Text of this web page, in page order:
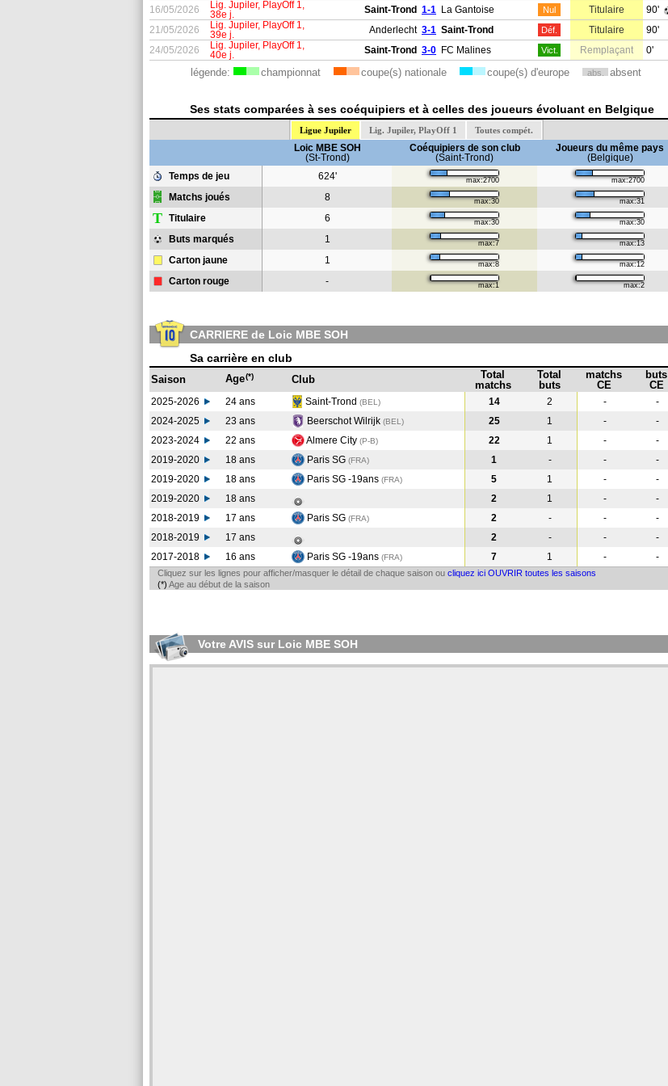
16/05/2026
Lig. Jupiler, PlayOff 1,
38e j.
Saint-Trond 1-1 La Gantoise Nul Titulaire
90'
21/05/2026
Lig. Jupiler, PlayOff 1,
39e j.
Anderlecht 3-1 Saint-Trond Déf. Titulaire
90'
24/05/2026
Lig. Jupiler, PlayOff 1,
40e j.
Saint-Trond 3-0 FC Malines Vict. Remplaçant 0'
légende: championnat coupe(s) nationale coupe(s) d'europe abs. absent
Ses stats comparées à ses coéquipiers et à celles des joueurs évoluant en Belgique
Ligue Jupiler Lig. Jupiler, PlayOff 1 Toutes compét.
Loic MBE SOH
(St-Trond)
Coéquipiers de son club
(Saint-Trond)
Joueurs du même pays
(Belgique)
Temps de jeu
624' max:2700 max:2700
Matchs joués 8 max:30 max:31
T Titulaire 6 max:30 max:30
Buts marqués 1 max:7 max:13
Carton jaune 1 max:8 max:12
Carton rouge - max:1 max:2
CARRIERE de Loic MBE SOH
Sa carrière en club
Saison Age(*) Club
Total
matchs
Total
buts
matchs
CE
buts
CE
2025-2026 24 ans Saint-Trond (BEL) 14 2 -
-
2024-2025
23 ans Beerschot Wilrijk (BEL ) 25 1 -
-
2023-2024
22 ans Almere City (P-B) 22 1 -
-
2019-2020
18 ans Paris SG (FRA) 1 - -
-
2019-2020
18 ans Paris SG -19ans (FRA) 5 1 -
-
2019-2020
18 ans 2 1 -
-
2018-2019
17 ans Paris SG (FRA) 2 - -
-
2018-2019
17 ans 2 - -
-
2017-2018
16 ans Paris SG -19ans (FRA) 7 1 - -
Cliquez sur les lignes pour afficher/masquer le détail de chaque saison ou cliquez ici OUVRIR toutes les saisons
(*) Age au début de la saison
Votre AVIS sur Loic MBE SOH